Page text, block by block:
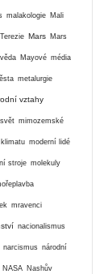
malakologie Mali
Mars Mars
Mayové média
metalurgie
vztahy
mimozemské
moderní lidé
stroje molekuly
mravenci
nacionalismus
narcismus národní
NASA Nashův